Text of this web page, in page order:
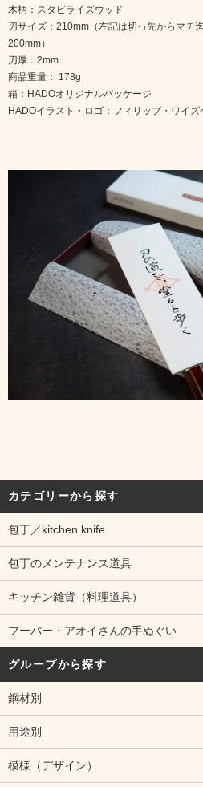
木柄：スタビライズウッド
刃サイズ：210mm（左記は切っ先からマチ
200mm）
刃厚：2mm
商品重量： 178g
箱：HADOオリジナルパッケージ
HADOイラスト・ロゴ：フィリップ・ワイ
カテゴリーから探す
包丁／kitchen knife
包丁のメンテナンス道具
キッチン雑貨（料理道具）
フーバー・アオイさんの手ぬぐい
グループから探す
鋼材別
用途別
模様（デザイン）